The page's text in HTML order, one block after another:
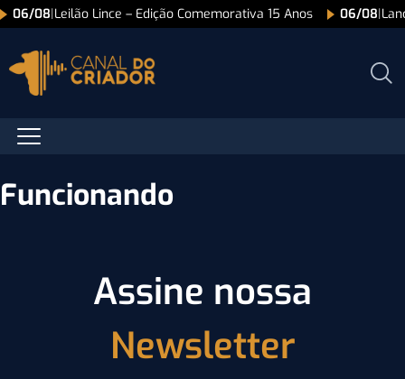
06/08|Leilão Lince – Edição Comemorativa 15 Anos 06/08|
Funcionando
Assine nossa
Newsletter